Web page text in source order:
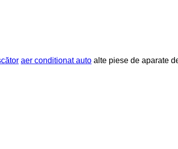
aer conditionat auto alte piese de aparate